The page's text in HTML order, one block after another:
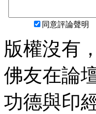
同意評論聲明
版權沒有
佛友在論
功德與印